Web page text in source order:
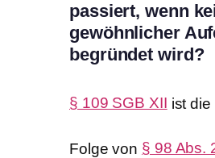
passiert, wenn
gewöhnlicher
begründet wird?
§ 109 SGB XII ist die
Folge von § 98 Abs.